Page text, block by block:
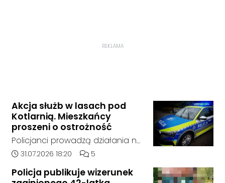
REKLAMA
Akcja służb w lasach pod
Kotlarnią. Mieszkańcy
proszeni o ostrożność
Policjanci prowadzą działania na
terenie kompleksów leśnych w
nam się ustalić, funkcjonariusze
Data dodania artykułu:
31.07.2026 18:20 Liczba komentarzy artykułu:
5
Policja publikuje wizerunek